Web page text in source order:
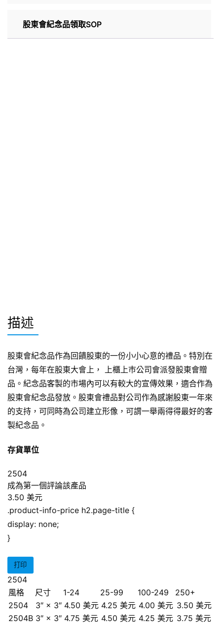
股東會紀念品領取SOP
描述
股東會紀念品作為回饋股東的一份小小心意的禮品。特別在
台灣，每年在股東大會上， 上櫃上巿公司會派發股東會贈
品。紀念品客製的市場內可以有較大的宣傳效果，適合作為
股東會紀念品發放。股東會禮品對公司作為感謝股東一年來
的支持，可同時為公司建立形像，可謂一舉兩得得最好的客
製紀念品。
存貨單位
2504
成為第一個評論該產品
3.50 美元
.product-info-price h2.page-title {
display: none;
}
打印
2504
風格
尺寸 1-24 25-99 100-249
250+
2504
3″ × 3″ 4.50 美元 4.25 美元 4.00 美元 3.50 美元
2504B 3″ × 3″ 4.75 美元 4.50 美元 4.25 美元 3.75 美元